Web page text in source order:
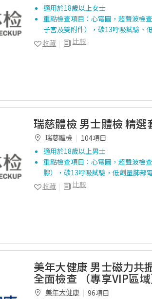
適用於18歲以上女士
重點檢查項目：心電圖，超聲波檢
子宮及雙附件），碳13呼吸試驗、
比較
收藏
瑞慈體檢 男士體檢 精選
瑞慈體檢
104項目
適用於18歲以上男士
重點檢查項目：心電圖，超聲波檢
腺），碳13呼吸試驗，低劑量肺部
比較
收藏
美年大健康 男士磁力共
全面檢查 （專享VIP區域
美年大健康
96項目